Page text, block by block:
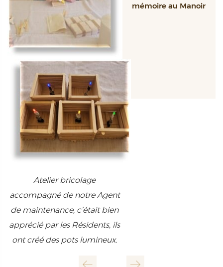
Atelier bricolage
accompagné de notre Agent
de maintenance, c’était bien
apprécié par les Résidents, ils
ont créé des pots lumineux.
mémoire au Manoir